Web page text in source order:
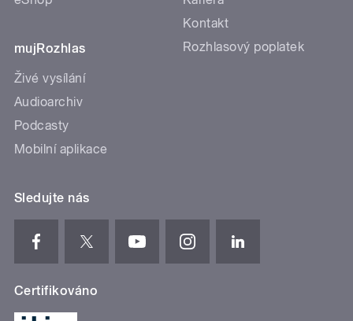
mujRozhlas
Živé vysílání
Audioarchiv
Podcasty
Mobilní aplikace
Kontakt
Rozhlasový poplatek
Sledujte nás
Certifikováno